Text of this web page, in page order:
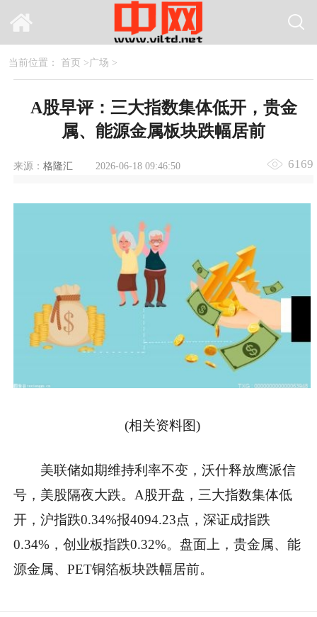
当前位置： 首页 >广场 >
A股早评：三大指数集体低开，贵金
属、能源金属板块跌幅居前
来源： 格隆汇 2026-06-18 09:46:50 6169
(相关资料图)
美联储如期维持利率不变，沃什释放鹰派信
号，美股隔夜大跌。A股开盘，三大指数集体低
开，沪指跌0.34%报4094.23点，深证成指跌
0.34%，创业板指跌0.32%。盘面上，贵金属、能
源金属、PET铜箔板块跌幅居前。